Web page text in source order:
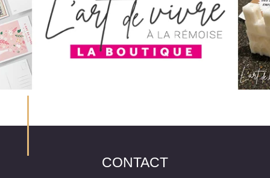
CONTACT